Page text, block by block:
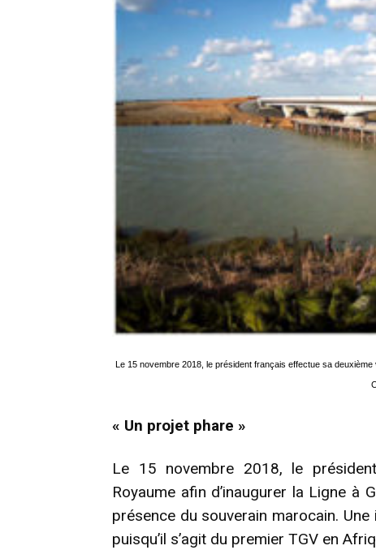
Le 15 novembre 2018, le président français effectue sa
« Un projet phare »
Le 15 novembre 2018, le
Royaume afin d’inaugurer la Ligne à
présence du souverain marocain.
puisqu’il s’agit du premier TGV en